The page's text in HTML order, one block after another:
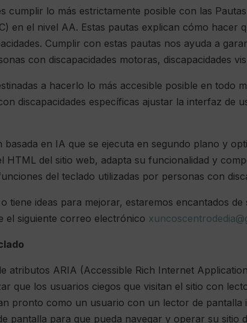
lo más estrictamente posible con las
en el nivel AA. Estas pautas explican cómo hacer
Cumplir con estas pautas nos ayuda a
con discapacidades motoras, discapacidades
a hacerlo lo más accesible posible en todo
discapacidades específicas ajustar la interfaz de
en IA que se ejecuta en segundo plano y
HTML del sitio web, adapta su funcionalidad y
del teclado utilizadas por personas con
tiene ideas para mejorar, estaremos encantados
el siguiente correo electrónico
atributos ARIA (Accessible Rich Internet
que los usuarios ciegos que visitan el sitio con
pronto como un usuario con un lector de pantalla
pantalla para que pueda navegar y operar su sitio